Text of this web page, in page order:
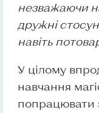
незважаючи
дружні
навіть
У цілому
навчання
попрацювати